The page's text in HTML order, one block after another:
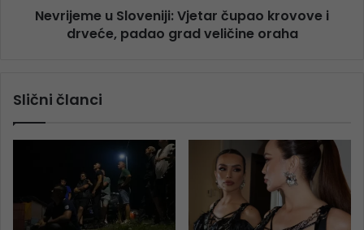
Nevrijeme u Sloveniji: Vjetar čupao krovove i
drveće, padao grad veličine oraha
Slični članci